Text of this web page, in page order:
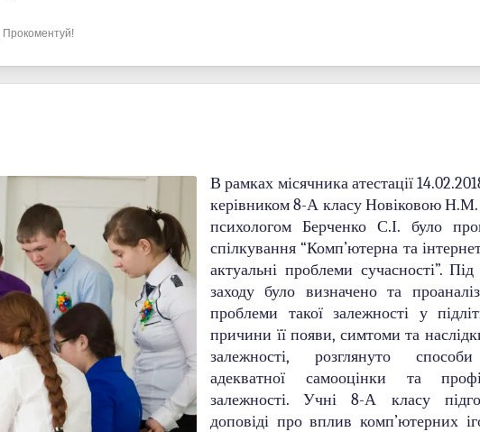
| Прокоментуй!
В рамках місячника атестації
керівником 8-А класу Новіковою
психологом Берченко С.І. було
спілкування “Комп’ютерна та
актуальні проблеми сучасності”.
заходу було визначено та
проблеми такої залежності у
причини її появи, симтоми та
залежності, розглянуто
адекватної самооцінки та
залежності. Учні 8-А класу
доповіді про вплив комп’ютерних